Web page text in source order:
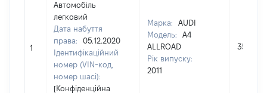
1
Автомобіль
легковий
Дата набуття
права:
05.12.2020
Ідентифікаційний
номер (VIN-код,
номер шасі):
[Конфіденційна
Марка:
AUDI
Модель:
A4
ALLROAD
Рік випуску:
2011
350000